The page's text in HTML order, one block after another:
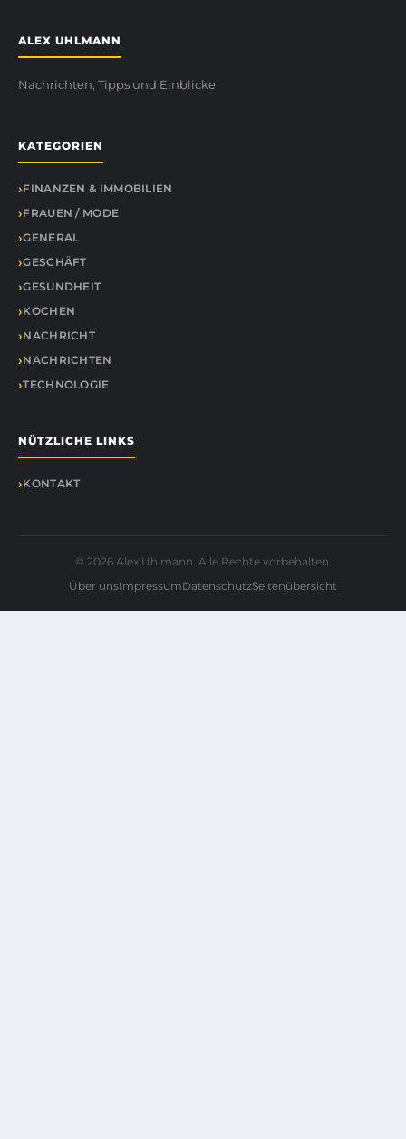
ALEX UHLMANN
Nachrichten, Tipps und Einblicke
KATEGORIEN
FINANZEN & IMMOBILIEN
FRAUEN / MODE
GENERAL
GESCHÄFT
GESUNDHEIT
KOCHEN
NACHRICHT
NACHRICHTEN
TECHNOLOGIE
NÜTZLICHE LINKS
KONTAKT
© 2026 Alex Uhlmann. Alle Rechte vorbehalten.
Über unsImpressumDatenschutzSeitenübersicht